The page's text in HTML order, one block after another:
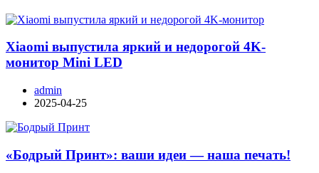
Xiaomi выпустила яркий и недорогой 4K-
монитор Mini LED
admin
2025-04-25
«Бодрый Принт»: ваши идеи — наша печать!